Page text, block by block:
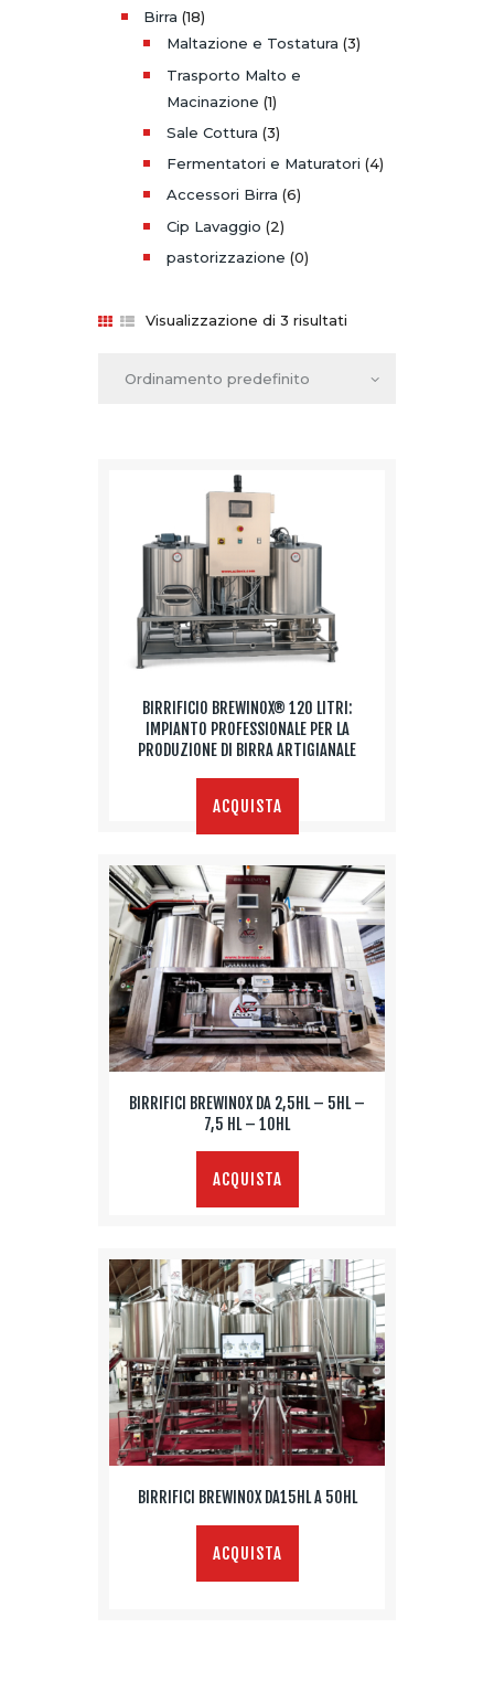
Birra (18)
Maltazione e Tostatura (3)
Trasporto Malto e
Macinazione (1)
Sale Cottura (3)
Fermentatori e Maturatori (4)
Accessori Birra (6)
Cip Lavaggio (2)
pastorizzazione (0)
Visualizzazione di 3 risultati
BIRRIFICIO BREWINOX® 120 LITRI:
IMPIANTO PROFESSIONALE PER LA
PRODUZIONE DI BIRRA ARTIGIANALE
ACQUISTA
BIRRIFICI BREWINOX DA 2,5HL – 5HL –
7,5 HL – 10HL
ACQUISTA
BIRRIFICI BREWINOX DA15HL A 50HL
ACQUISTA